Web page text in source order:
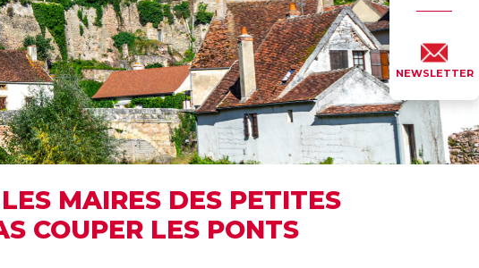
NEWSLETTER
MAIRES DES PETITES
COUPER LES PONTS